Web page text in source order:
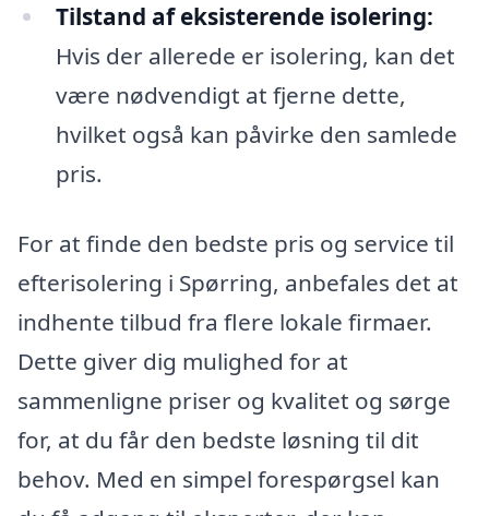
Tilstand af eksisterende isolering:
Hvis der allerede er isolering, kan det
være nødvendigt at fjerne dette,
hvilket også kan påvirke den samlede
pris.
For at finde den bedste pris og service til
efterisolering i Spørring, anbefales det at
indhente tilbud fra flere lokale firmaer.
Dette giver dig mulighed for at
sammenligne priser og kvalitet og sørge
for, at du får den bedste løsning til dit
behov. Med en simpel forespørgsel kan